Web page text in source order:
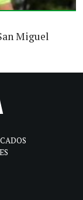
Miguel